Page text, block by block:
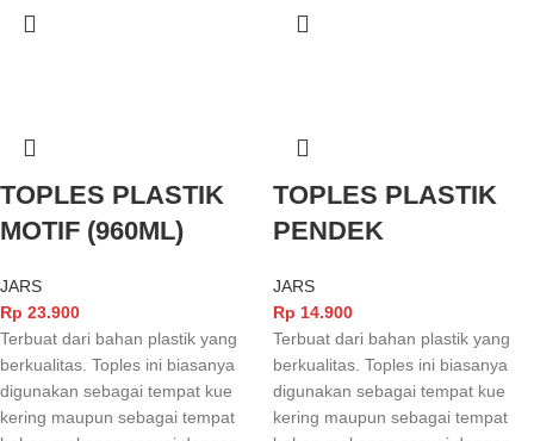
TOPLES PLASTIK
MOTIF (960ML)
JARS
Rp 23.900
Terbuat dari bahan plastik yang
berkualitas. Toples ini biasanya
digunakan sebagai tempat kue
kering maupun sebagai tempat
TOPLES PLASTIK
PENDEK
JARS
Rp 14.900
Terbuat dari bahan plastik yang
berkualitas. Toples ini biasanya
digunakan sebagai tempat kue
kering maupun sebagai tempat